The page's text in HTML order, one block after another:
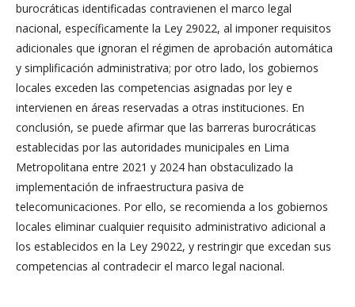
burocráticas identificadas contravienen el marco legal
nacional, específicamente la Ley 29022, al imponer requisitos
adicionales que ignoran el régimen de aprobación automática
y simplificación administrativa; por otro lado, los gobiernos
locales exceden las competencias asignadas por ley e
intervienen en áreas reservadas a otras instituciones. En
conclusión, se puede afirmar que las barreras burocráticas
establecidas por las autoridades municipales en Lima
Metropolitana entre 2021 y 2024 han obstaculizado la
implementación de infraestructura pasiva de
telecomunicaciones. Por ello, se recomienda a los gobiernos
locales eliminar cualquier requisito administrativo adicional a
los establecidos en la Ley 29022, y restringir que excedan sus
competencias al contradecir el marco legal nacional.